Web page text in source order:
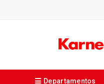
Departamentos